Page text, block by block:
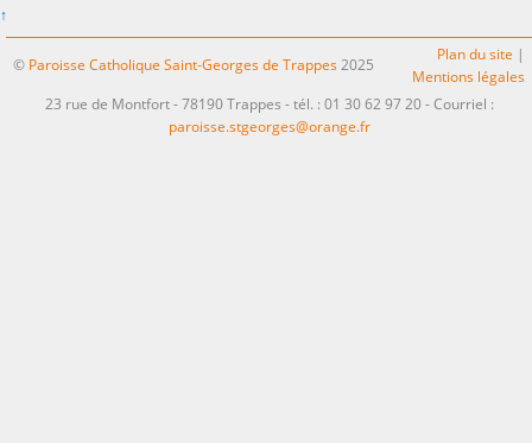
↑
© Paroisse Catholique Saint-Georges de Trappes 2025
Plan du site |
Mentions légales
23 rue de Montfort - 78190 Trappes - tél. : 01 30 62 97 20 - Courriel :
paroisse.stgeorges@orange.fr